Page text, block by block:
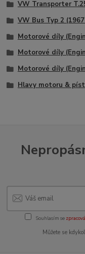
VW Transporter
VW Bus Typ 2
Motorové díly
Motorové díly
Motorové díly
Hlavy motoru &
Souhlasím se
Můžete se